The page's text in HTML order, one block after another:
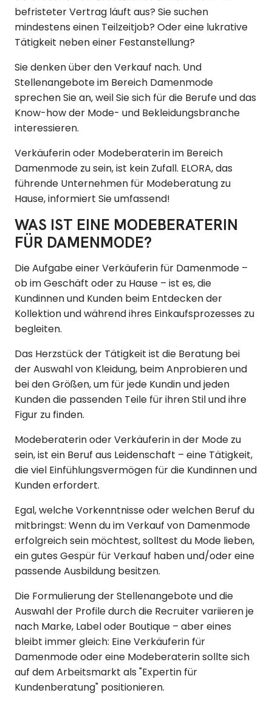
befristeter Vertrag läuft aus? Sie suchen
mindestens einen Teilzeitjob? Oder eine lukrative
Tätigkeit neben einer Festanstellung?
Sie denken über den Verkauf nach. Und
Stellenangebote im Bereich Damenmode
sprechen Sie an, weil Sie sich für die Berufe und das
Know-how der Mode- und Bekleidungsbranche
interessieren.
Verkäuferin oder Modeberaterin im Bereich
Damenmode zu sein, ist kein Zufall. ELORA, das
führende Unternehmen für Modeberatung zu
Hause, informiert Sie umfassend!
WAS IST EINE MODEBERATERIN
FÜR DAMENMODE?
Die Aufgabe einer Verkäuferin für Damenmode –
ob im Geschäft oder zu Hause – ist es, die
Kundinnen und Kunden beim Entdecken der
Kollektion und während ihres Einkaufsprozesses zu
begleiten.
Das Herzstück der Tätigkeit ist die Beratung bei
der Auswahl von Kleidung, beim Anprobieren und
bei den Größen, um für jede Kundin und jeden
Kunden die passenden Teile für ihren Stil und ihre
Figur zu finden.
Modeberaterin oder Verkäuferin in der Mode zu
sein, ist ein Beruf aus Leidenschaft – eine Tätigkeit,
die viel Einfühlungsvermögen für die Kundinnen und
Kunden erfordert.
Egal, welche Vorkenntnisse oder welchen Beruf du
mitbringst: Wenn du im Verkauf von Damenmode
erfolgreich sein möchtest, solltest du Mode lieben,
ein gutes Gespür für Verkauf haben und/oder eine
passende Ausbildung besitzen.
Die Formulierung der Stellenangebote und die
Auswahl der Profile durch die Recruiter variieren je
nach Marke, Label oder Boutique – aber eines
bleibt immer gleich: Eine Verkäuferin für
Damenmode oder eine Modeberaterin sollte sich
auf dem Arbeitsmarkt als "Expertin für
Kundenberatung" positionieren.